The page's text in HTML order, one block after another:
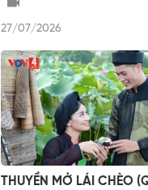
27/07/2026
THUYỀN MỞ LÁI CHÈO